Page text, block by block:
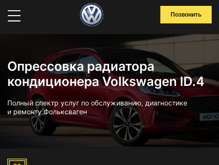
Позвонить
Опрессовка радиатора
кондиционера Volkswagen ID.4
Полный спектр услуг по обслуживанию, диагностике
и ремонту Фольксваген